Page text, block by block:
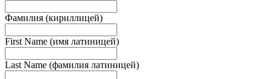
Фамилия (кириллицей)
First Name (имя латиницей)
Last Name (фамилия латиницей)